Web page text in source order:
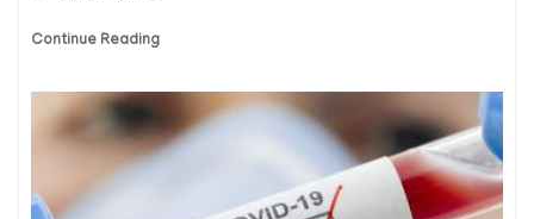
Continue Reading